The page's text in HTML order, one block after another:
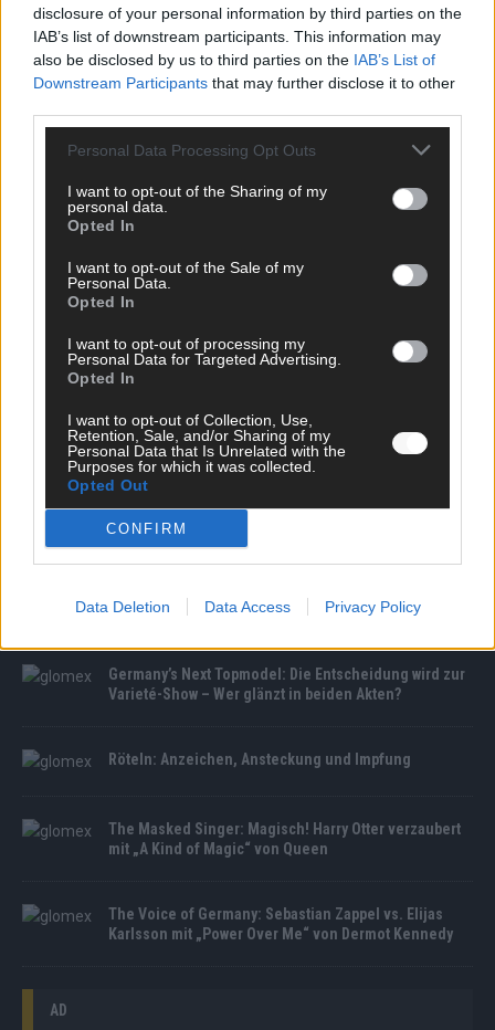
disclosure of your personal information by third parties on the
IAB’s list of downstream participants. This information may
also be disclosed by us to third parties on the IAB’s List of
Downstream Participants that may further disclose it to other
Personal Data Processing Opt Outs
I want to opt-out of the Sharing of my
personal data.
Opted In
I want to opt-out of the Sale of my
Personal Data.
Opted In
I want to opt-out of processing my
Personal Data for Targeted Advertising.
Opted In
I want to opt-out of Collection, Use,
Retention, Sale, and/or Sharing of my
Personal Data that Is Unrelated with the
Purposes for which it was collected.
Opted Out
CONFIRM
Data Deletion Data Access Privacy Policy
AD
MEDIATHEK
falsche Spielchen“
Germany’s Next Topmodel: Die Entscheidung wird zur
Varieté-Show – Wer glänzt in beiden Akten?
Röteln: Anzeichen, Ansteckung und Impfung
The Masked Singer: Magisch! Harry Otter verzaubert
mit „A Kind of Magic“ von Queen
The Voice of Germany: Sebastian Zappel vs. Elijas
Karlsson mit „Power Over Me“ von Dermot Kennedy
AD